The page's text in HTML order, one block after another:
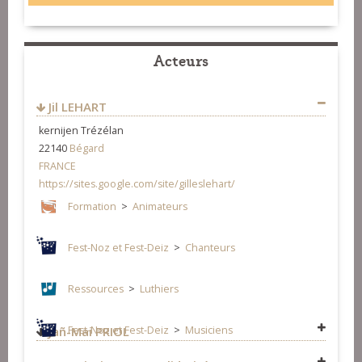
Acteurs
Jil LEHART
kernijen Trézélan
22140 Bégard
FRANCE
https://sites.google.com/site/gilleslehart/
Formation > Animateurs
Fest-Noz et Fest-Deiz > Chanteurs
Ressources > Luthiers
Fest-Noz et Fest-Deiz > Musiciens
Jañ-Mai PRIOL